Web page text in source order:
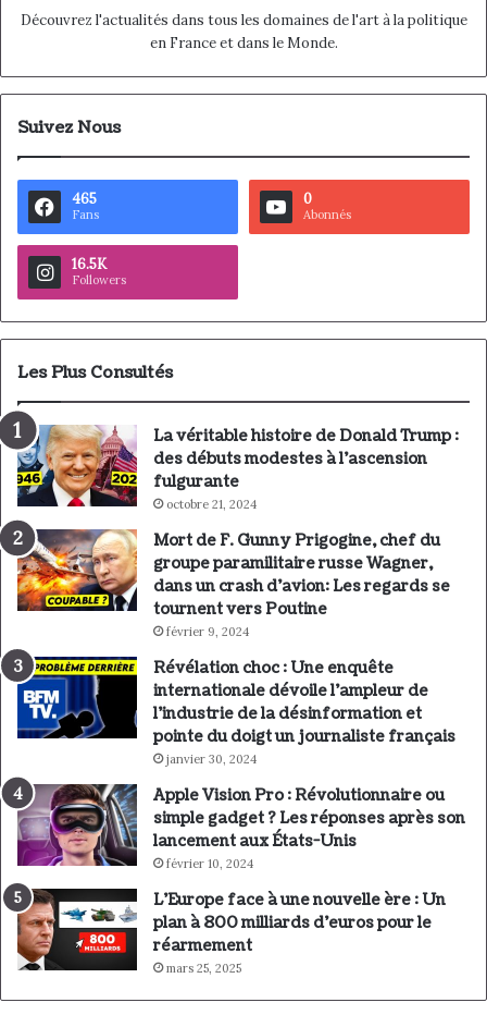
Découvrez l'actualités dans tous les domaines de l'art à la politique
en France et dans le Monde.
Suivez Nous
465
Fans
0
Abonnés
16.5K
Followers
Les Plus Consultés
La véritable histoire de Donald Trump :
des débuts modestes à l’ascension
fulgurante
octobre 21, 2024
Mort de F. Gunny Prigogine, chef du
groupe paramilitaire russe Wagner,
dans un crash d’avion: Les regards se
tournent vers Poutine
février 9, 2024
Révélation choc : Une enquête
internationale dévoile l’ampleur de
l’industrie de la désinformation et
pointe du doigt un journaliste français
janvier 30, 2024
Apple Vision Pro : Révolutionnaire ou
simple gadget ? Les réponses après son
lancement aux États-Unis
février 10, 2024
L’Europe face à une nouvelle ère : Un
plan à 800 milliards d’euros pour le
réarmement
mars 25, 2025